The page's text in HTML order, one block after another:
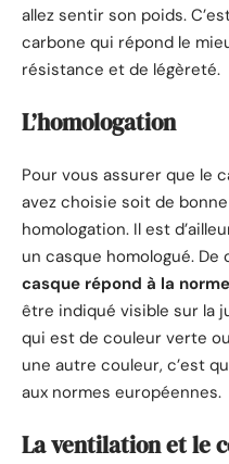
allez sentir son poids.
carbone qui répond le
résistance et de légèreté.
L’homologation
Pour vous assurer que le
avez choisie soit de
homologation. Il est
un casque homologué. De
casque répond à la
être indiqué visible sur la
qui est de couleur verte
une autre couleur, c’est
aux normes européennes.
La ventilation et le